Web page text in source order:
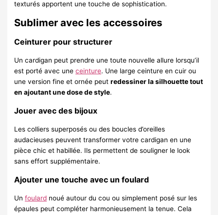
texturés apportent une touche de sophistication.
Sublimer avec les accessoires
Ceinturer pour structurer
Un cardigan peut prendre une toute nouvelle allure lorsqu’il
est porté avec uneceinture. Une large ceinture en cuir ou
une version fine et ornée peutredessiner la silhouette tout
en ajoutant une dose de style.
Jouer avec des bijoux
Les colliers superposés ou des boucles d’oreilles
audacieuses peuvent transformer votre cardigan en une
pièce chic et habillée. Ils permettent de souligner le look
sans effort supplémentaire.
Ajouter une touche avec un foulard
Unfoulard noué autour du cou ou simplement posé sur les
épaules peut compléter harmonieusement la tenue. Cela